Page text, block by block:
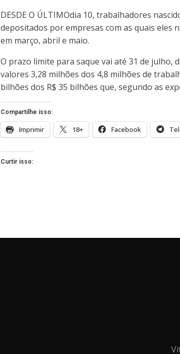
DESDE O ÚLTIMOdia 10, trabalhadores
depositados por empresas com as quais eles
em março, abril e maio.
O prazo limite para saque vai até 31 de julho,
valores 3,28 milhões dos 4,8 milhões de
bilhões dos R$ 35 bilhões que, segundo as
Compartilhe isso:
Imprimir 18+ Facebook
Curtir isso: